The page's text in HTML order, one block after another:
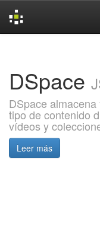
DSpace
DSpace
tipo de contenido
vídeos y
Leer más